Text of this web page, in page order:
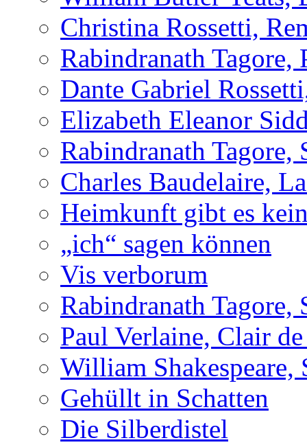
Christina Rossetti,
Rabindranath Tagore,
Dante Gabriel
Elizabeth Eleanor
Rabindranath
Charles Baudelaire,
Heimkunft gibt es
„ich“ sagen können
Vis verborum
Rabindranath
Paul Verlaine, Clair
William Shakespeare,
Gehüllt in Schatten
Die Silberdistel